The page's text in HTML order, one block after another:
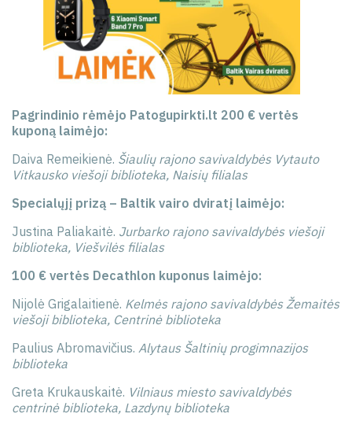
Pagrindinio rėmėjo Patogupirkti.lt 200 € vertės
kuponą laimėjo:
Daiva Remeikienė. Šiaulių rajono savivaldybės Vytauto
Vitkausko viešoji biblioteka, Naisių filialas
Specialųjį prizą – Baltik vairo dviratį laimėjo:
Justina Paliakaitė. Jurbarko rajono savivaldybės viešoji
biblioteka, Viešvilės filialas
100 € vertės Decathlon kuponus laimėjo:
Nijolė Grigalaitienė. Kelmės rajono savivaldybės Žemaitės
viešoji biblioteka, Centrinė biblioteka
Paulius Abromavičius. Alytaus Šaltinių progimnazijos
biblioteka
Greta Krukauskaitė. Vilniaus miesto savivaldybės
centrinė biblioteka, Lazdynų biblioteka